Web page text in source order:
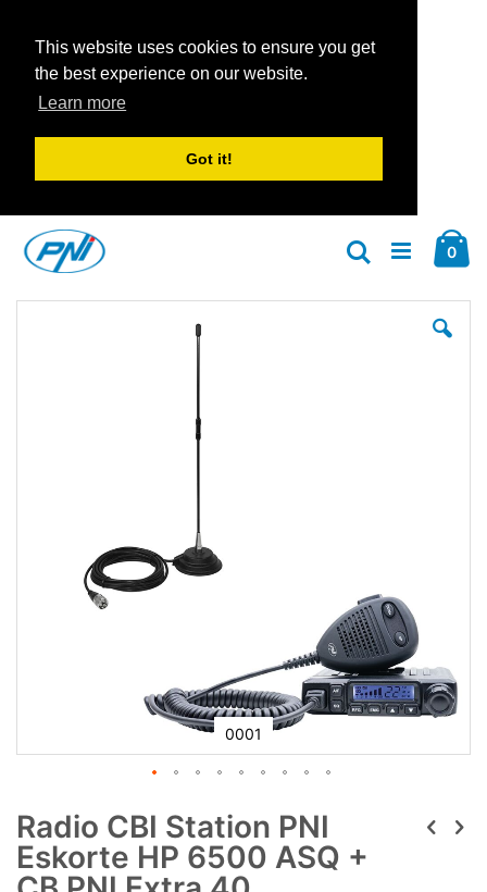
This website uses cookies to ensure you get
the best experience on our website.
Learn more
Got it!
Inhalt
springen
0
Suche
0001
Radio CBI Station PNI
Eskorte HP 6500 ASQ +